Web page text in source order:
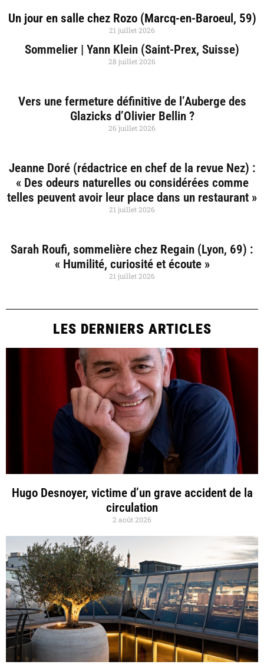
Un jour en salle chez Rozo (Marcq-en-Baroeul, 59)
21 juillet 2026
Sommelier | Yann Klein (Saint-Prex, Suisse)
28 juillet 2026
Vers une fermeture définitive de l’Auberge des
Glazicks d’Olivier Bellin ?
26 juillet 2026
Jeanne Doré (rédactrice en chef de la revue Nez) :
« Des odeurs naturelles ou considérées comme
telles peuvent avoir leur place dans un restaurant »
21 juillet 2026
Sarah Roufi, sommelière chez Regain (Lyon, 69) :
« Humilité, curiosité et écoute »
21 juillet 2026
LES DERNIERS ARTICLES
Hugo Desnoyer, victime d’un grave accident de la
circulation
2 août 2026